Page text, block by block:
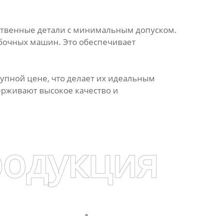
детали с минимальным допуском.
машин. Это обеспечивает
цене, что делает их идеальным
высокое качество и